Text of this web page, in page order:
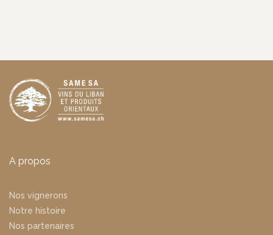
A propos
Nos vignerons
Notre histoire
Nos partenaires